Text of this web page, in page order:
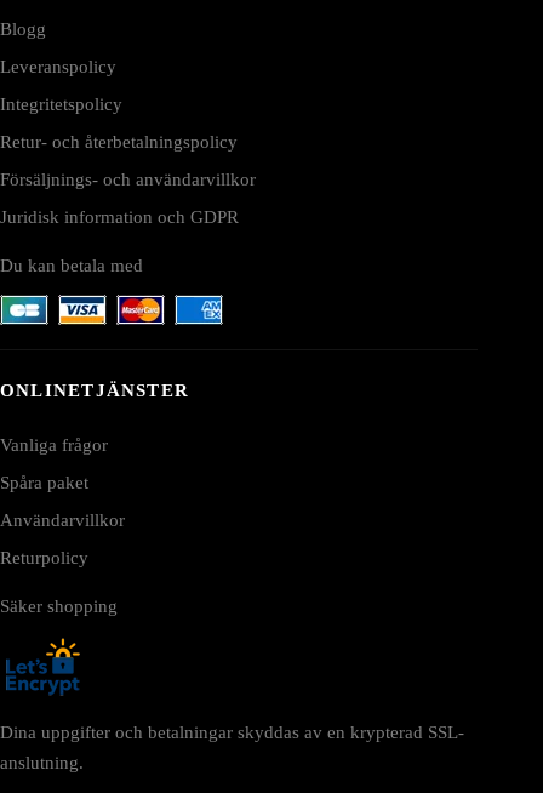
Blogg
Leveranspolicy
Integritetspolicy
Retur- och återbetalningspolicy
Försäljnings- och användarvillkor
Juridisk information och GDPR
Du kan betala med
ONLINETJÄNSTER
Vanliga frågor
Spåra paket
Användarvillkor
Returpolicy
Säker shopping
Dina uppgifter och betalningar skyddas av en krypterad SSL-
anslutning.